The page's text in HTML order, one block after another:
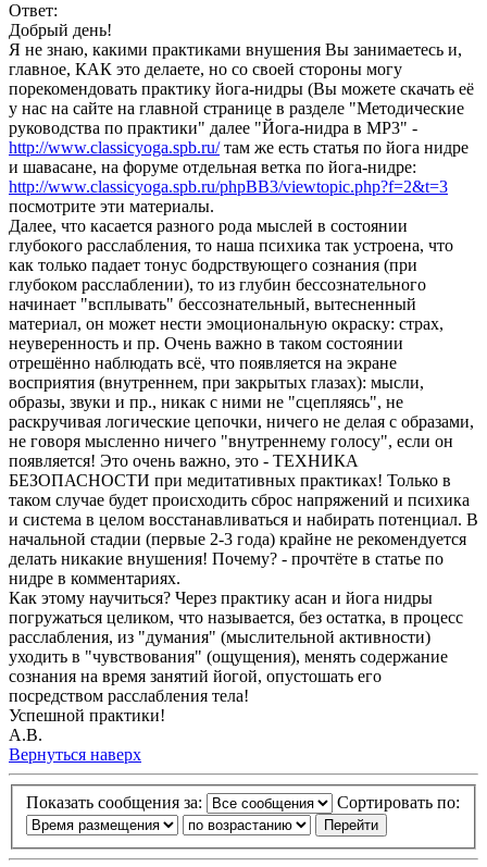
Ответ:
Добрый день!
Я не знаю, какими практиками внушения Вы занимаетесь и,
главное, КАК это делаете, но со своей стороны могу
порекомендовать практику йога-нидры (Вы можете скачать её
у нас на сайте на главной странице в разделе "Методические
руководства по практики" далее "Йога-нидра в MP3" -
http://www.classicyoga.spb.ru/там же есть статья по йога нидре
и шавасане, на форуме отдельная ветка по йога-нидре:
http://www.classicyoga.spb.ru/phpBB3/viewtopic.php?f=2&t=3
посмотрите эти материалы.
Далее, что касается разного рода мыслей в состоянии
глубокого расслабления, то наша психика так устроена, что
как только падает тонус бодрствующего сознания (при
глубоком расслаблении), то из глубин бессознательного
начинает "всплывать" бессознательный, вытесненный
материал, он может нести эмоциональную окраску: страх,
неуверенность и пр. Очень важно в таком состоянии
отрешённо наблюдать всё, что появляется на экране
восприятия (внутреннем, при закрытых глазах): мысли,
образы, звуки и пр., никак с ними не "сцепляясь", не
раскручивая логические цепочки, ничего не делая с образами,
не говоря мысленно ничего "внутреннему голосу", если он
появляется! Это очень важно, это - ТЕХНИКА
БЕЗОПАСНОСТИ при медитативных практиках! Только в
таком случае будет происходить сброс напряжений и психика
и система в целом восстанавливаться и набирать потенциал. В
начальной стадии (первые 2-3 года) крайне не рекомендуется
делать никакие внушения! Почему? - прочтёте в статье по
нидре в комментариях.
Как этому научиться? Через практику асан и йога нидры
погружаться целиком, что называется, без остатка, в процесс
расслабления, из "думания" (мыслительной активности)
уходить в "чувствования" (ощущения), менять содержание
сознания на время занятий йогой, опустошать его
посредством расслабления тела!
Успешной практики!
А.В.
Вернуться наверх
Показать сообщения за: Сортировать по: